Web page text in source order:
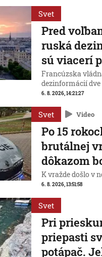
Svet
Pred
ruská
sú viacerí
Francúzska
dezinformácií dve
6. 8. 2026, 14:21:27
Svet Video
Po 15
brutálnej
dôkazom
K vražde došlo v
6. 8. 2026, 13:51:58
Svet
Pri
priepasti
potápač.